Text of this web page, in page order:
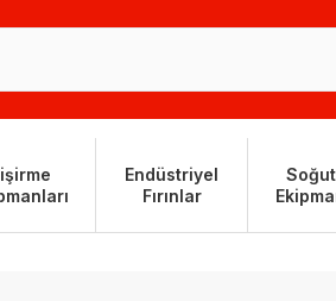
Endüstriyel
Fırınlar